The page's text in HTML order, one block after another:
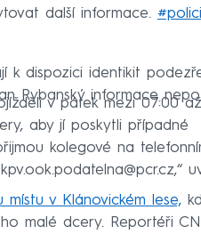
další informace.
k dispozici identikit
Rybanský informace
v pátek mezi 07:00 až
aby jí poskytli případné
kolegové na
v Klánovickém lese,
malé dcery. Reportéři